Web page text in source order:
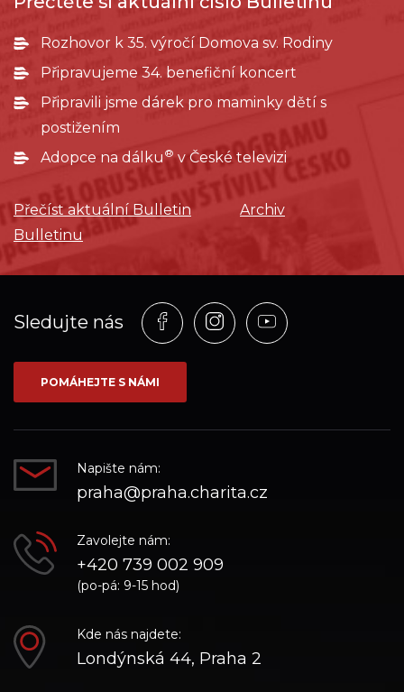
Rozhovor k 35. výročí Domova sv. Rodiny
Připravujeme 34. benefiční koncert
Připravili jsme dárek pro maminky dětí s
postižením
Adopce na dálku ®v České televizi
Přečíst aktuální Bulletin
Archiv
Bulletinu
Sledujte nás
Profil
na
síti_Facebook
Profil
na
Profil
na
POMÁHEJTE S NÁMI
Napište nám:
praha@praha.charita.cz
Zavolejte nám:
+420 739 002 909
(po-pá: 9-15 hod)
Kde nás najdete:
Londýnská 44, Praha 2